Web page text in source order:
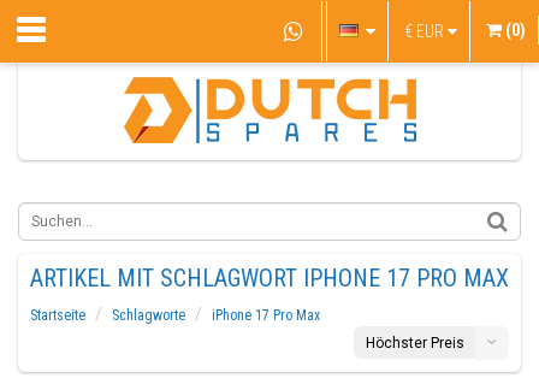
€ EUR (0)
ARTIKEL MIT SCHLAGWORT IPHONE 17 PRO MAX
Startseite Schlagworte
iPhone 17 Pro Max
Höchster Preis